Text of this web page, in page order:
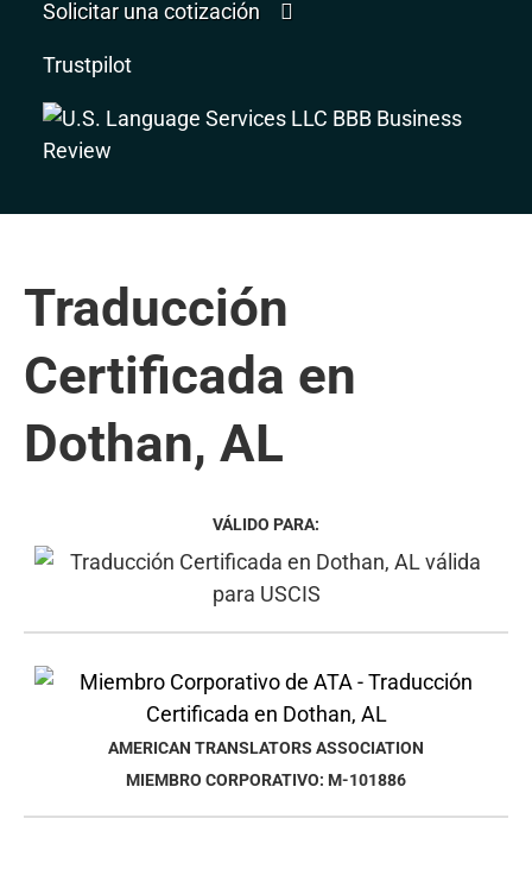
Solicitar una cotización
Trustpilot
Traducción
Certificada en
Dothan, AL
VÁLIDO PARA:
AMERICAN TRANSLATORS ASSOCIATION
MIEMBRO CORPORATIVO: M-101886